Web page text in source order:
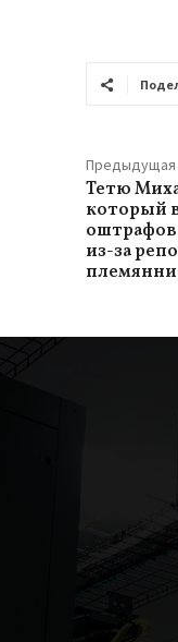
Предыдущая
Тетю
который
из-за